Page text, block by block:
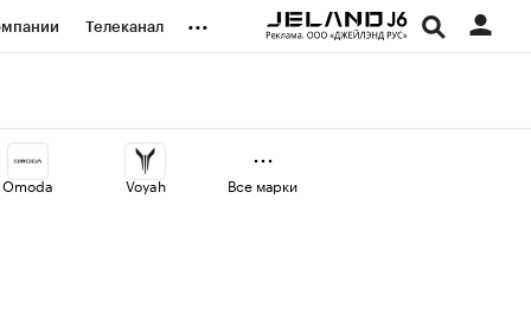
Телеканал ...
Omoda Voyah Все марки